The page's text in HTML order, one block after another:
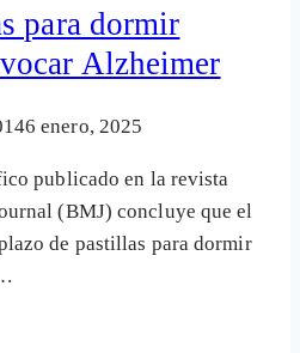
para dormir
Alzheimer
6 enero, 2025
publicado en la revista
(BMJ) concluye que el
de pastillas para dormir